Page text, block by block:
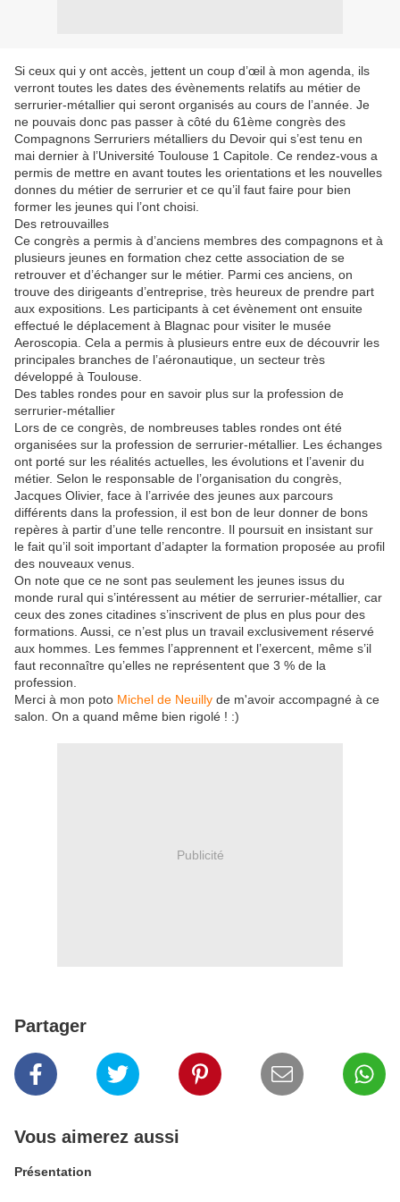
Si ceux qui y ont accès, jettent un coup d’œil à mon agenda, ils
verront toutes les dates des évènements relatifs au métier de
serrurier-métallier qui seront organisés au cours de l’année. Je
ne pouvais donc pas passer à côté du 61ème congrès des
Compagnons Serruriers métalliers du Devoir qui s’est tenu en
mai dernier à l’Université Toulouse 1 Capitole. Ce rendez-vous a
permis de mettre en avant toutes les orientations et les nouvelles
donnes du métier de serrurier et ce qu’il faut faire pour bien
former les jeunes qui l’ont choisi.
Des retrouvailles
Ce congrès a permis à d’anciens membres des compagnons et à
plusieurs jeunes en formation chez cette association de se
retrouver et d’échanger sur le métier. Parmi ces anciens, on
trouve des dirigeants d’entreprise, très heureux de prendre part
aux expositions. Les participants à cet évènement ont ensuite
effectué le déplacement à Blagnac pour visiter le musée
Aeroscopia. Cela a permis à plusieurs entre eux de découvrir les
principales branches de l’aéronautique, un secteur très
développé à Toulouse.
Des tables rondes pour en savoir plus sur la profession de
serrurier-métallier
Lors de ce congrès, de nombreuses tables rondes ont été
organisées sur la profession de serrurier-métallier. Les échanges
ont porté sur les réalités actuelles, les évolutions et l’avenir du
métier. Selon le responsable de l’organisation du congrès,
Jacques Olivier, face à l’arrivée des jeunes aux parcours
différents dans la profession, il est bon de leur donner de bons
repères à partir d’une telle rencontre. Il poursuit en insistant sur
le fait qu’il soit important d’adapter la formation proposée au profil
des nouveaux venus.
On note que ce ne sont pas seulement les jeunes issus du
monde rural qui s’intéressent au métier de serrurier-métallier, car
ceux des zones citadines s’inscrivent de plus en plus pour des
formations. Aussi, ce n’est plus un travail exclusivement réservé
aux hommes. Les femmes l’apprennent et l’exercent, même s’il
faut reconnaître qu’elles ne représentent que 3 % de la
profession.
Merci à mon poto Michel de Neuilly de m'avoir accompagné à ce
salon. On a quand même bien rigolé ! :)
Publicité
Partager
Vous aimerez aussi
Présentation